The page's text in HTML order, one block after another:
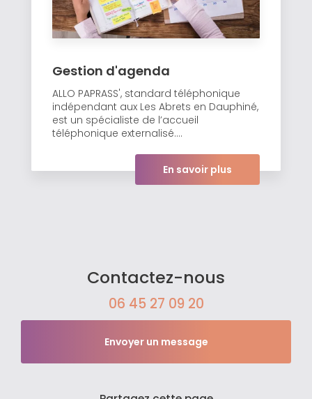
Gestion d'agenda
ALLO PAPRASS', standard téléphonique
indépendant aux Les Abrets en Dauphiné,
est un spécialiste de l’accueil
téléphonique externalisé....
En savoir plus
Contactez-nous
06 45 27 09 20
Envoyer un message